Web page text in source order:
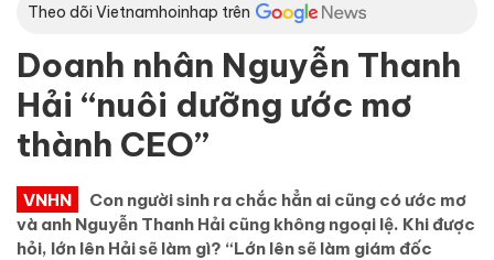
Theo dõi Vietnamhoinhap trên
Doanh nhân Nguyễn Thanh
Hải “nuôi dưỡng ước mơ
thành CEO”
VNHN
Con người sinh ra chắc hẳn ai cũng có ước mơ
và anh Nguyễn Thanh Hải cũng không ngoại lệ. Khi được
hỏi, lớn lên Hải sẽ làm gì? “Lớn lên sẽ làm giám đốc